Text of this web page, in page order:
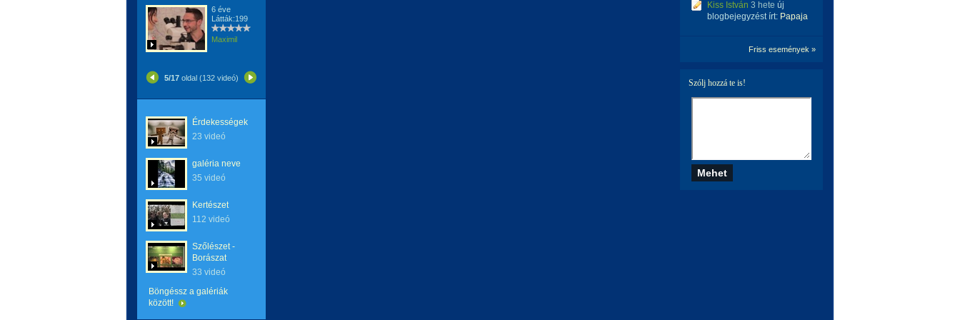
6 éve
Látták:199
Maximil
5/17 oldal (132 videó)
Érdekességek
23 videó
galéria neve
35 videó
Kertészet
112 videó
Szőlészet -
Borászat
33 videó
Böngéssz a galériák
között!
Kiss István 3 hete új
blogbejegyzést írt: Papaja
Friss események »
Szólj hozzá te is!